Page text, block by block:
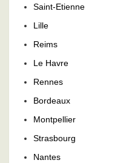
Saint-Etienne
Lille
Reims
Le Havre
Rennes
Bordeaux
Montpellier
Strasbourg
Nantes